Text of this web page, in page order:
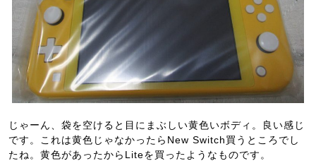
じゃーん、袋を空けると目にまぶしい黄色いボディ。良い感じ
です。これは黄色じゃなかったらNew Switch買うところでし
たね。黄色があったからLiteを買ったようなものです。